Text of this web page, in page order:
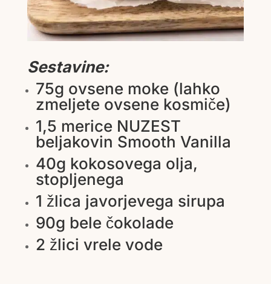
Sestavine:
75g ovsene moke (lahko
zmeljete ovsene kosmiče)
1,5 merice NUZEST
beljakovin Smooth Vanilla
40g kokosovega olja,
stopljenega
1 žlica javorjevega sirupa
90g bele čokolade
2 žlici vrele vode